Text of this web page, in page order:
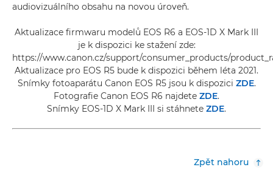
audiovizuálního obsahu na novou úroveň.
Aktualizace firmwaru modelů EOS R6 a EOS-1D X Mark III
je k dispozici ke stažení zde:
https://www.canon.cz/support/consumer_products/
Aktualizace pro EOS R5 bude k dispozici během léta 2021.
Snímky fotoaparátu Canon EOS R5 jsou k dispozici ZDE.
Fotografie Canon EOS R6 najdete ZDE.
Snímky EOS-1D X Mark III si stáhnete ZDE.
Zpět nahoru